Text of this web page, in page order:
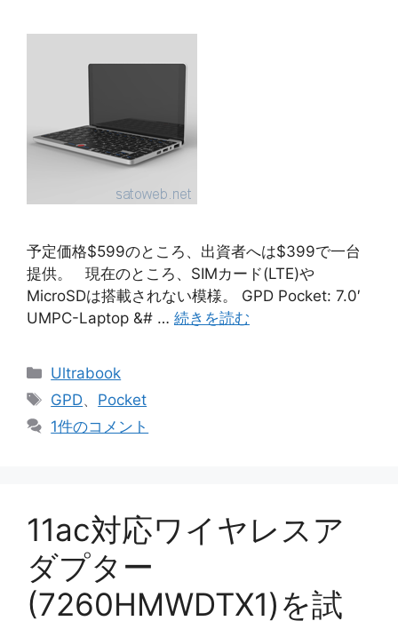
予定価格$599のところ、出資者へは$399で一台
提供。 現在のところ、SIMカード(LTE)や
MicroSDは搭載されない模様。 GPD Pocket: 7.0′
UMPC-Laptop &# … 続きを読む
カ
テ
リ
Ultrabook
タ
グ
GPD、 Pocket
1件のコメント
11ac対応ワイヤレスア
ダプター
(7260HMWDTX1)を試